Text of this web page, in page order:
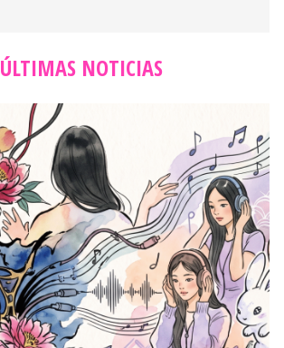
ÚLTIMAS NOTICIAS